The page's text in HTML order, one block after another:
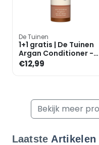
De Tuinen
1+1 gratis | De Tuinen
Argan Conditioner -
250ml
€12,99
Bekijk meer
Laatste Artikelen